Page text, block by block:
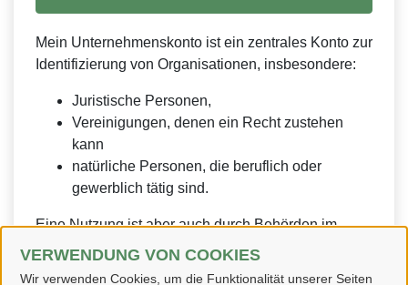
VERWENDUNG VON COOKIES
Wir verwenden Cookies, um die Funktionalität unserer Seiten
Mein Unternehmenskonto ist ein zentrales Konto zur
Identifizierung von Organisationen, insbesondere:
Juristische Personen,
Vereinigungen, denen ein Recht zustehen
kann
natürliche Personen, die beruflich oder
gewerblich tätig sind.
Eine Nutzung ist aber auch durch Behörden im
Sinne von § 1 Abs. 4 Verwaltungsverfahrensgesetz